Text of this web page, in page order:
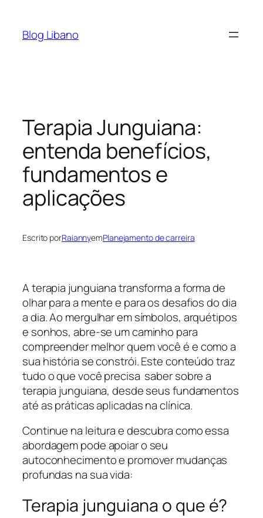
Blog Libano
Terapia Junguiana:
entenda benefícios,
fundamentos e
aplicações
Escrito porRaiannyemPlanejamento de carreira
A terapia junguiana transforma a forma de
olhar para a mente e para os desafios do dia
a dia. Ao mergulhar em símbolos, arquétipos
e sonhos, abre-se um caminho para
compreender melhor quem você é e como a
sua história se constrói. Este conteúdo traz
tudo o que você precisa saber sobre a
terapia junguiana, desde seus fundamentos
até as práticas aplicadas na clínica.
Continue na leitura e descubra como essa
abordagem pode apoiar o seu
autoconhecimento e promover mudanças
profundas na sua vida:
Terapia junguiana o que é?